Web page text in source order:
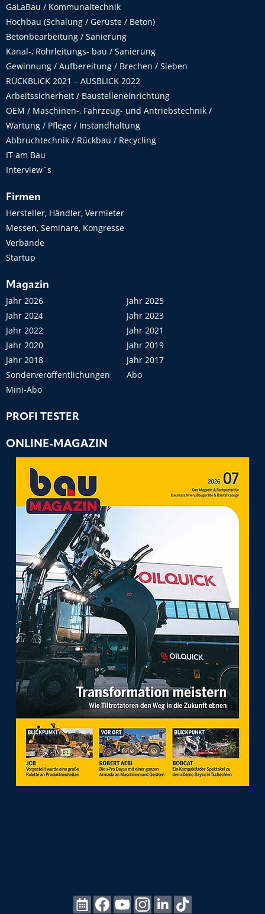
GaLaBau / Kommunaltechnik
Hochbau (Schalung / Gerüste / Beton)
Betonbearbeitung / Sanierung
Kanal-, Rohrleitungs- bau / Sanierung
Gewinnung / Aufbereitung / Brechen / Sieben
RÜCKBLICK 2021 – AUSBLICK 2022
Arbeitssicherheit / Baustelleneinrichtung
OEM / Maschinen-, Fahrzeug- und Antriebstechnik /
Wartung / Pflege / Instandhaltung
Abbruchtechnik / Rückbau / Recycling
IT am Bau
Interview´s
Firmen
Hersteller, Händler, Vermieter
Messen, Seminare, Kongresse
Verbände
Startup
Magazin
Jahr 2026
Jahr 2025
Jahr 2024
Jahr 2023
Jahr 2022
Jahr 2021
Jahr 2020
Jahr 2019
Jahr 2018
Jahr 2017
Sonderveröffentlichungen
Abo
Mini-Abo
PROFI TESTER
ONLINE-MAGAZIN